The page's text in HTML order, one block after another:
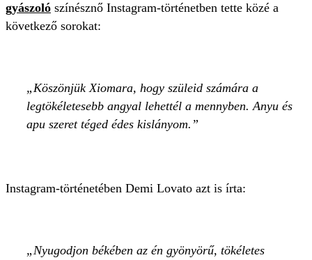
gyászoló színésznő Instagram-történetben tette közé a
következő sorokat:
Köszönjük Xiomara, hogy szüleid számára a
legtökéletesebb angyal lehettél a mennyben. Anyu és
apu szeret téged édes kislányom.
Instagram-történetében Demi Lovato azt is írta:
Nyugodjon békében az én gyönyörű, tökéletes